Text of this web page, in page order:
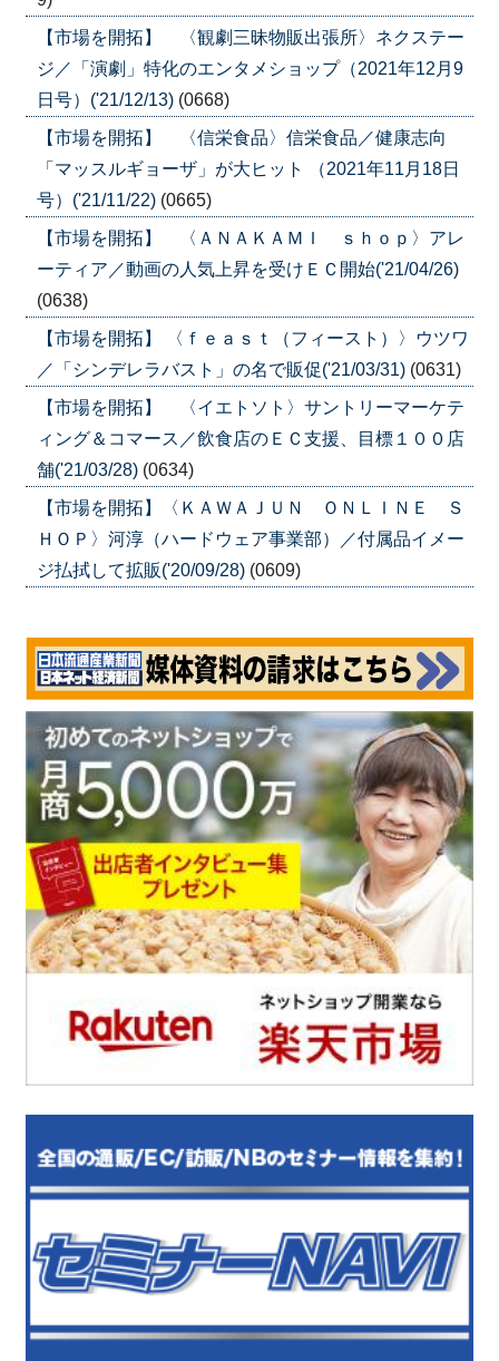
【市場を開拓】 〈観劇三昧物販出張所〉ネクステー
ジ／「演劇」特化のエンタメショップ（2021年12月9
日号）('21/12/13) (0668)
【市場を開拓】 〈信栄食品〉信栄食品／健康志向
「マッスルギョーザ」が大ヒット （2021年11月18日
号）('21/11/22) (0665)
【市場を開拓】 〈ＡＮＡＫＡＭＩ ｓｈｏｐ〉アレ
ーティア／動画の人気上昇を受けＥＣ開始('21/04/26)
(0638)
【市場を開拓】 〈ｆｅａｓｔ（フィースト）〉ウツワ
／「シンデレラバスト」の名で販促('21/03/31) (0631)
【市場を開拓】 〈イエトソト〉サントリーマーケテ
ィング＆コマース／飲食店のＥＣ支援、目標１００店
舗('21/03/28) (0634)
【市場を開拓】〈ＫＡＷＡＪＵＮ ＯＮＬＩＮＥ Ｓ
ＨＯＰ〉河淳（ハードウェア事業部）／付属品イメー
ジ払拭して拡販('20/09/28) (0609)